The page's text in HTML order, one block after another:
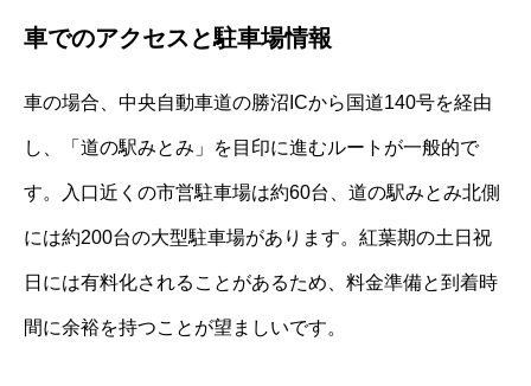
車でのアクセスと駐車場情報
車の場合、中央自動車道の勝沼ICから国道140号を経由
し、「道の駅みとみ」を目印に進むルートが一般的で
す。入口近くの市営駐車場は約60台、道の駅みとみ北側
には約200台の大型駐車場があります。紅葉期の土日祝
日には有料化されることがあるため、料金準備と到着時
間に余裕を持つことが望ましいです。